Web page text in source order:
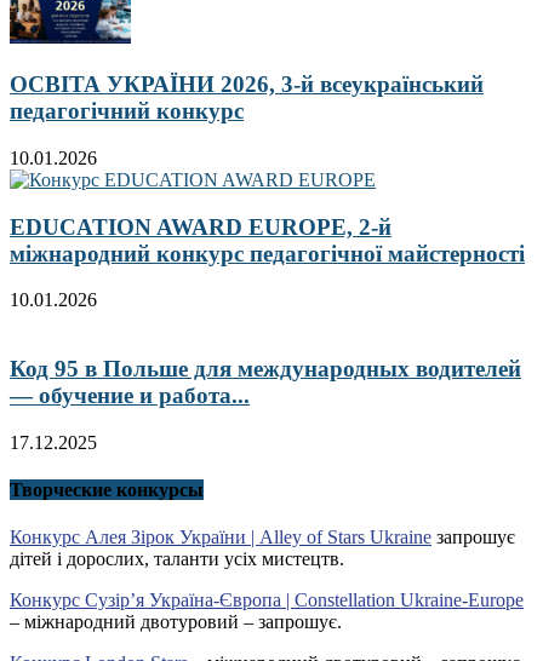
ОСВІТА УКРАЇНИ 2026, 3-й всеукраїнський
педагогічний конкурс
10.01.2026
EDUCATION AWARD EUROPE, 2-й
міжнародний конкурс педагогічної майстерності
10.01.2026
Код 95 в Польше для международных водителей
— обучение и работа...
17.12.2025
Творческие конкурсы
Конкурс Алея Зірок України | Alley of Stars Ukraine запрошує
дітей і дорослих, таланти усіх мистецтв.
Конкурс Сузір’я Україна-Європа | Constellation Ukraine-Europe
– міжнародний двотуровий – запрошує.